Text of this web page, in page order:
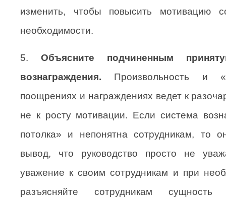
изменить, чтобы повысить мотивацию
необходимости.
5. Объясните подчиненным
вознаграждения. Произвольность и
поощрениях и награждениях ведет к
не к росту мотивации. Если система
потолка» и непонятна сотрудникам, то
вывод, что руководство просто не
уважение к своим сотрудникам и при
разъясняйте сотрудникам